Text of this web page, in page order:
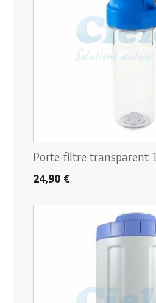
Porte-filtre transparent
24,90 €